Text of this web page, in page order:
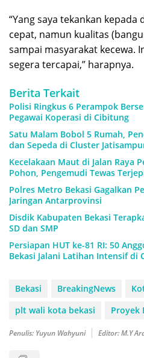
“Yang saya tekankan
cepat, namun kualitas
sampai masyarakat kecewa.
segera tercapai,” harapnya.
Berita Terkait
Polisi Ringkus 6 Perampok
Pegawai Koperasi di Cibitung
Satu Malam Bobol 5 Rumah,
dan Sepeda di Cluster
Kecelakaan Maut di Jalan Raya
Pohon, Pengemudi Tewas
Polres Metro Bekasi Gagalkan
Jaringan Antarprovinsi
Disdik Kabupaten Bekasi
SD dan SMP
Persiapan HUT ke-81 RI: 50
Bekasi Jalani Latihan Intensif di
Bekasi BreakingNews
plt wali kota bekasi
Proyek
Penulis: Yuyun Wahyuni Editor: M.Y